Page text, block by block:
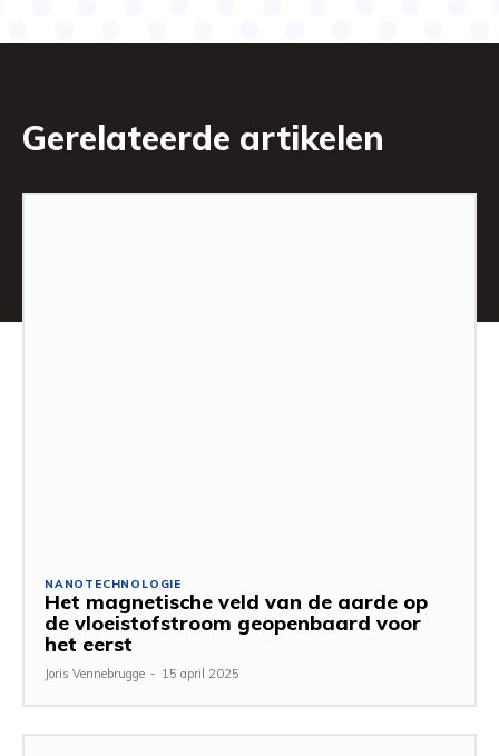
Gerelateerde artikelen
NANOTECHNOLOGIE
Het magnetische veld van de aarde op
de vloeistofstroom geopenbaard voor
het eerst
Joris Vennebrugge - 15 april 2025